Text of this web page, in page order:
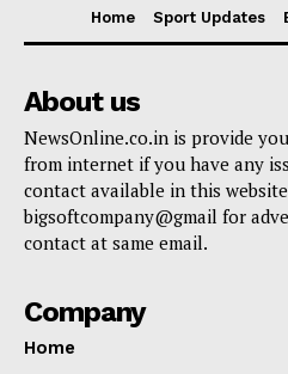
Home Sport Updates
About us
NewsOnline.co.in is provide
from internet if you have any
contact available in this
bigsoftcompany@gmail for
contact at same email.
Company
Home